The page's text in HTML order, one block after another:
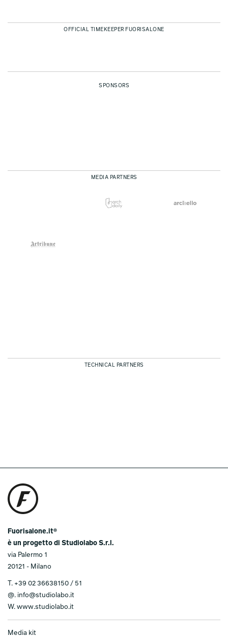
OFFICIAL TIMEKEEPER FUORISALONE
SPONSORS
MEDIA PARTNERS
TECHNICAL PARTNERS
Fuorisalone.it®
è un progetto di Studiolabo S.r.l.
via Palermo 1
20121 - Milano
T. +39 02 36638150 / 51
@. info@studiolabo.it
W. www.studiolabo.it
Media kit